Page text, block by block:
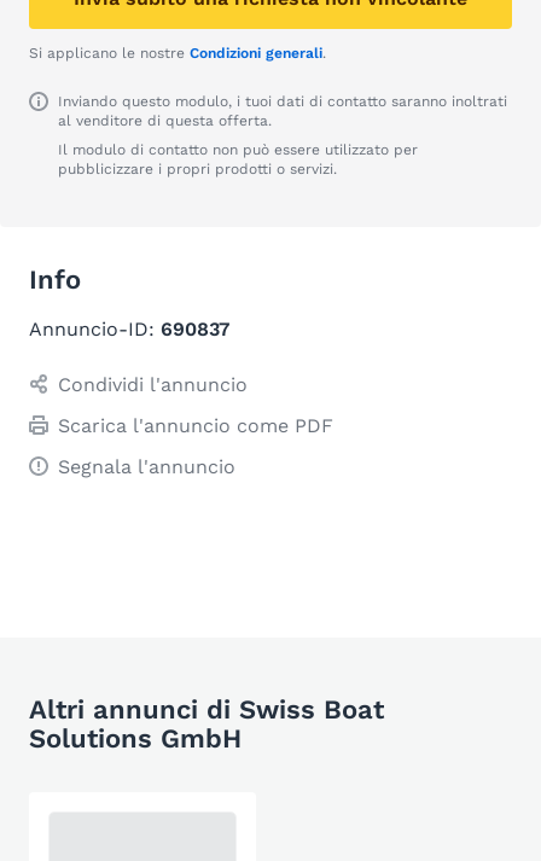
Si applicano le nostre Condizioni generali.
Inviando questo modulo, i tuoi dati di contatto saranno inoltrati
al venditore di questa offerta.
Il modulo di contatto non può essere utilizzato per
pubblicizzare i propri prodotti o servizi.
Info
Annuncio-ID: 690837
Condividi l'annuncio
Scarica l'annuncio come PDF
Segnala l'annuncio
Altri annunci di Swiss Boat
Solutions GmbH